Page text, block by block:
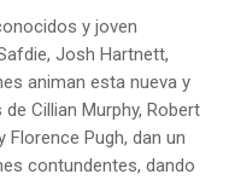
y joven
Josh Hartnett,
animan esta nueva y
Cillian Murphy, Robert
Florence Pugh, dan un
contundentes, dando